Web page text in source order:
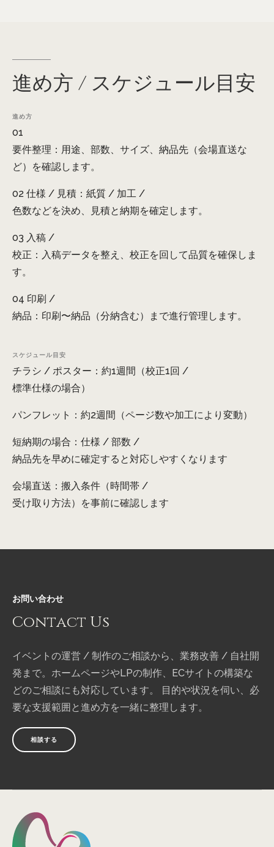
進め方 / スケジュール目安
進め方
01
要件整理：用途、部数、サイズ、納品先（会場直送な
ど）を確認します。
02 仕様 / 見積：紙質 / 加工 /
色数などを決め、見積と納期を確定します。
03 入稿 /
校正：入稿データを整え、校正を回して品質を確保しま
す。
04 印刷 /
納品：印刷〜納品（分納含む）まで進行管理します。
スケジュール目安
チラシ / ポスター：約1週間（校正1回 /
標準仕様の場合）
パンフレット：約2週間（ページ数や加工により変動）
短納期の場合：仕様 / 部数 /
納品先を早めに確定すると対応しやすくなります
会場直送：搬入条件（時間帯 /
受け取り方法）を事前に確認します
お問い合わせ
Contact Us
イベントの運営 / 制作のご相談から、業務改善 / 自社開
発まで。ホームページやLPの制作、ECサイトの構築な
どのご相談にも対応しています。 目的や状況を伺い、必
要な支援範囲と進め方を一緒に整理します。
相談する